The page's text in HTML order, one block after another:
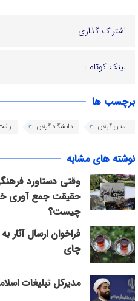
اشتراک گذاری :
لینک کوتاه :
برچسب ها
استان گیلان دانشگاه گیلان
نوشته های مشابه
وقتی دستاورد
حقیقت جمع آوری
چیست؟
فراخوان ارسال آثار
چای
مدیرکل تبلیغات